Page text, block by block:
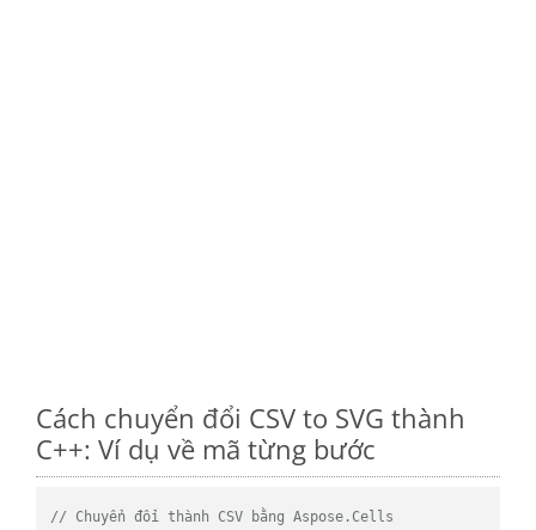
Cách chuyển đổi CSV to SVG thành
C++: Ví dụ về mã từng bước
// Chuyển đổi thành CSV bằng Aspose.Cells